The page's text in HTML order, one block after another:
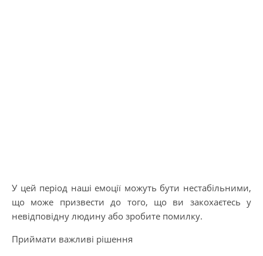
У цей період наші емоції можуть бути нестабільними,
що може призвести до того, що ви закохаєтесь у
невідповідну людину або зробите помилку.
Приймати важливі рішення